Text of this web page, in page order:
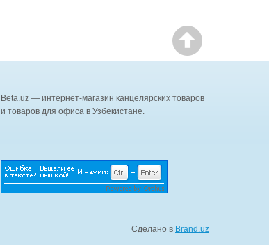
Beta.uz — интернет-магазин канцелярских товаров
и товаров для офиса в Узбекистане.
Сделано в Brand.uz